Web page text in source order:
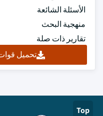
الأسئلة الشائعة
منهجية البحث
تقارير ذات صلة
تحميل
Top